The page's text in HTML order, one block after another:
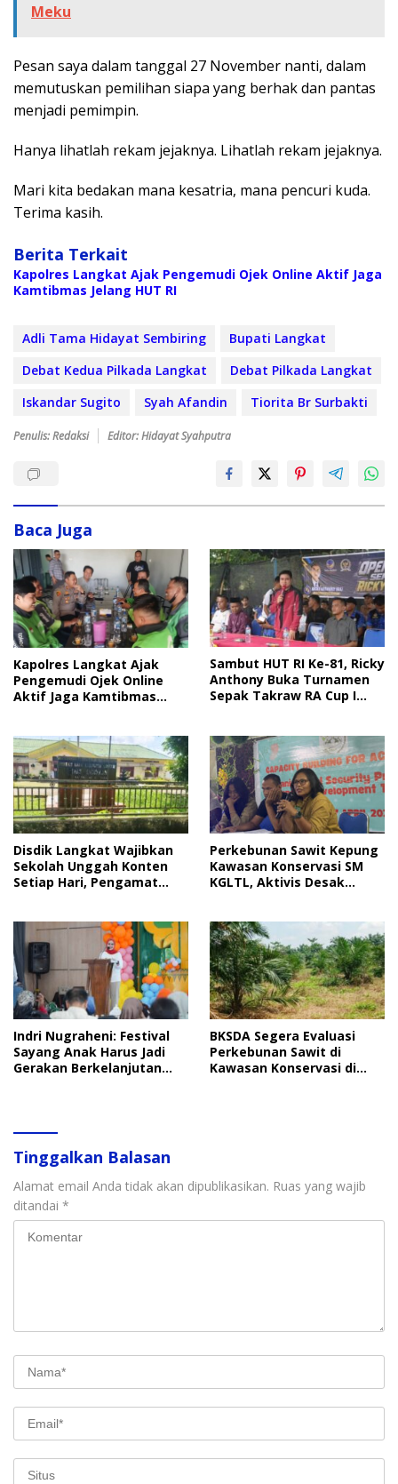
Meku
Pesan saya dalam tanggal 27 November nanti, dalam
memutuskan pemilihan siapa yang berhak dan pantas
menjadi pemimpin.
Hanya lihatlah rekam jejaknya. Lihatlah rekam jejaknya.
Mari kita bedakan mana kesatria, mana pencuri kuda.
Terima kasih.
Berita Terkait
Kapolres Langkat Ajak Pengemudi Ojek Online Aktif Jaga
Kamtibmas Jelang HUT RI
Adli Tama Hidayat Sembiring
Bupati Langkat
Debat Kedua Pilkada Langkat
Debat Pilkada Langkat
Iskandar Sugito
Syah Afandin Tiorita Br Surbakti
Penulis: Redaksi Editor: Hidayat Syahputra
Baca Juga
Kapolres Langkat Ajak
Pengemudi Ojek Online
Aktif Jaga Kamtibmas
Sambut HUT RI Ke-81, Ricky
Anthony Buka Turnamen
Sepak Takraw RA Cup I
Disdik Langkat Wajibkan
Sekolah Unggah Konten
Setiap Hari, Pengamat
Perkebunan Sawit Kepung
Kawasan Konservasi SM
KGLTL, Aktivis Desak
Indri Nugraheni: Festival
Sayang Anak Harus Jadi
Gerakan Berkelanjutan
BKSDA Segera Evaluasi
Perkebunan Sawit di
Kawasan Konservasi di
Tinggalkan Balasan
Alamat email Anda tidak akan dipublikasikan. Ruas yang wajib
ditandai *